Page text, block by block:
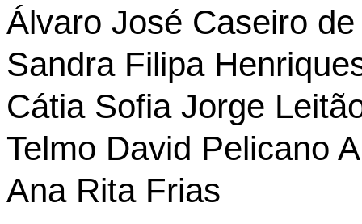
Álvaro José Caseiro
Sandra Filipa
Cátia Sofia Jorge
Telmo David Pelicano
Ana Rita Frias